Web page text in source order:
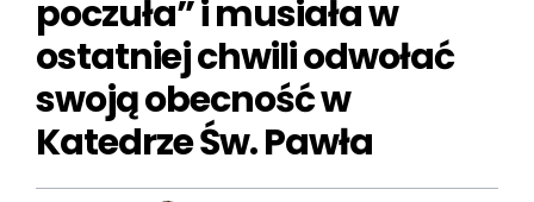
poczuła” i musiała w
ostatniej chwili odwołać
swoją obecność w
Katedrze Św. Pawła